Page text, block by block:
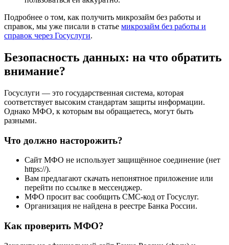
Подробнее о том, как получить микрозайм без работы и
справок, мы уже писали в статье микрозайм без работы и
справок через Госуслуги.
Безопасность данных: на что обратить
внимание?
Госуслуги — это государственная система, которая
соответствует высоким стандартам защиты информации.
Однако МФО, к которым вы обращаетесь, могут быть
разными.
Что должно насторожить?
Сайт МФО не использует защищённое соединение (нет
https://).
Вам предлагают скачать непонятное приложение или
перейти по ссылке в мессенджер.
МФО просит вас сообщить СМС-код от Госуслуг.
Организация не найдена в реестре Банка России.
Как проверить МФО?